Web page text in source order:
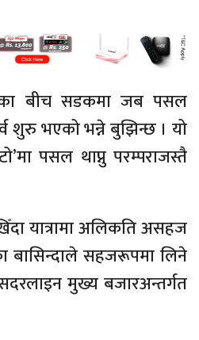
बीच सडकमा जब पसल
शुरु भएको भन्ने बुझिन्छ । यो
पसल थाप्नु परम्पराजस्तै
यात्रामा अलिकति असहज
बासिन्दाले सहजरूपमा लिने
मुख्य बजारअन्तर्गत